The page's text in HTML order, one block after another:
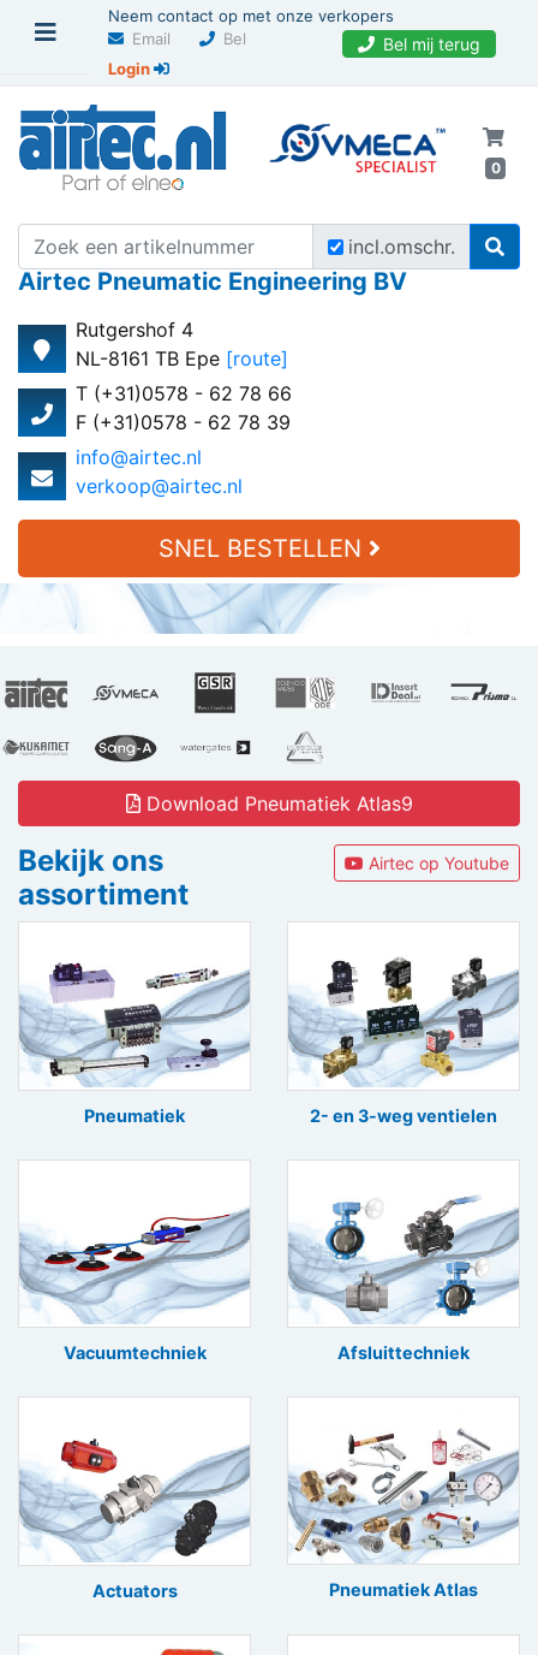
Neem contact op met onze verkopers
Email
Bel Bel mij terug
Login
0
incl.omschr.
Airtec Pneumatic Engineering BV
Rutgershof 4
NL-8161 TB Epe [route]
T (+31)0578 - 62 78 66
F (+31)0578 - 62 78 39
info@airtec.nl
verkoop@airtec.nl
SNEL BESTELLEN
Download Pneumatiek Atlas9
Airtec op Youtube
Bekijk ons
assortiment
Pneumatiek 2- en 3-weg ventielen
Vacuumtechniek Afsluittechniek
Actuators Pneumatiek Atlas